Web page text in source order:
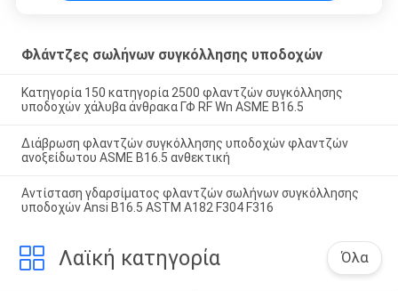
Φλάντζες σωλήνων συγκόλλησης υποδοχών
Κατηγορία 150 κατηγορία 2500 φλαντζών συγκόλλησης
υποδοχών χάλυβα άνθρακα ΓΦ RF Wn ASME B16.5
Διάβρωση φλαντζών συγκόλλησης υποδοχών φλαντζών
ανοξείδωτου ASME B16.5 ανθεκτική
Αντίσταση γδαρσίματος φλαντζών σωλήνων συγκόλλησης
υποδοχών Ansi B16.5 ASTM A182 F304 F316
Λαϊκή κατηγορία Όλα